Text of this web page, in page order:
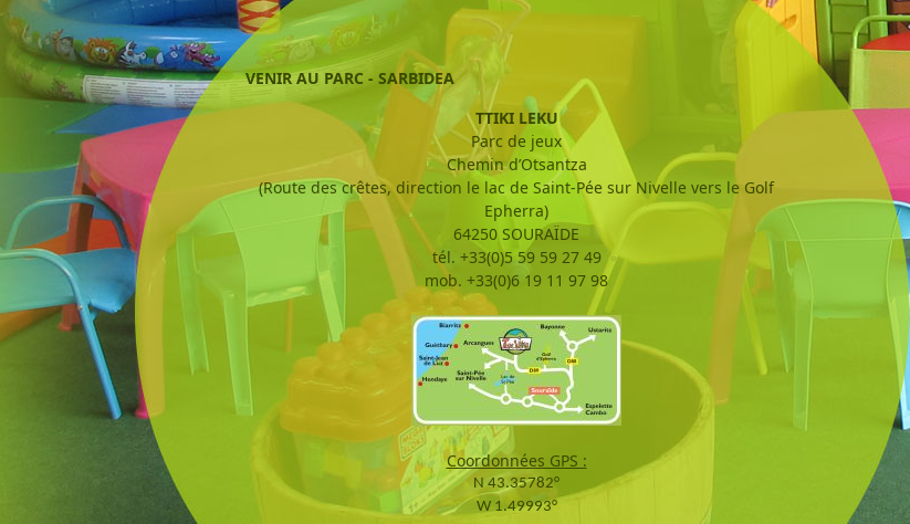
VENIR AU PARC - SARBIDEA
TTIKI LEKU
Parc de jeux
Chemin d’Otsantza
(Route des crêtes, direction le lac de Saint-Pée sur Nivelle vers le Golf
Epherra)
64250 SOURAÏDE
tél. +33(0)5 59 59 27 49
mob. +33(0)6 19 11 97 98
Coordonnées GPS :
N 43.35782°
W 1.49993°